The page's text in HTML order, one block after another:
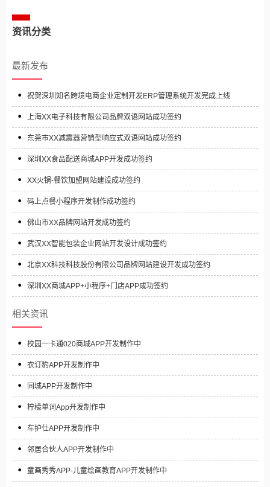
资讯分类
最新发布
祝贺深圳知名跨境电商企业定制开发ERP管理系统开发完成上线
上海XX电子科技有限公司品牌双语网站成功签约
东莞市XX减震器营销型响应式双语网站成功签约
深圳XX食品配送商城APP开发成功签约
XX火锅-餐饮加盟网站建设成功签约
码上点餐小程序开发制作成功签约
佛山市XX品牌网站开发成功签约
武汉XX智能包装企业网站开发设计成功签约
北京XX科技科技股份有限公司品牌网站建设开发成功签约
深圳XX商城APP+小程序+门店APP成功签约
相关资讯
校园一卡通020商城APP开发制作中
衣订豹APP开发制作中
同城APP开发制作中
柠檬单词App开发制作中
车护仕APP开发制作中
邻居合伙人APP开发制作中
童画秀秀APP-儿童绘画教育APP开发制作中